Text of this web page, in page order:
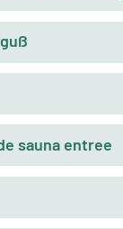
sauna entree